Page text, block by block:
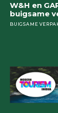
W&H en
buigsame
BUIGSAME